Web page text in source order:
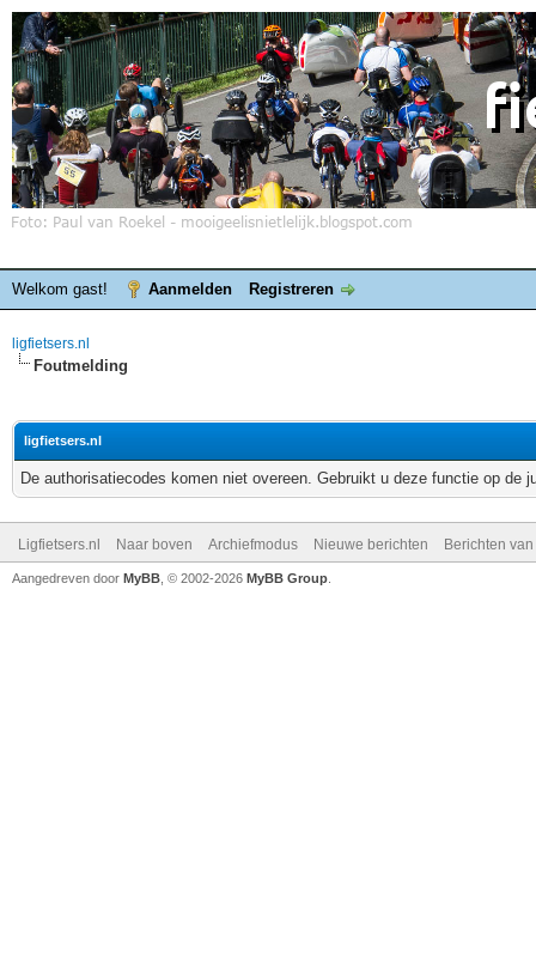
Welkom gast! Aanmelden Registreren
ligfietsers.nl
Foutmelding
ligfietsers.nl
De authorisatiecodes komen niet overeen. Gebruikt u deze functie op de
Ligfietsers.nl Naar boven Archiefmodus Nieuwe berichten Berichten
Aangedreven door MyBB , © 2002-2026 MyBB Group